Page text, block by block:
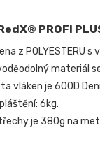
PROFI
z POLYESTERU s
materiál
vláken je 600D
6kg.
je 380g na